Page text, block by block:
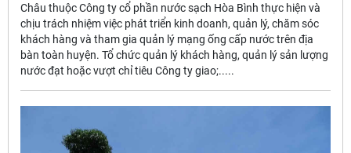
Châu thuộc Công ty cổ phần nước sạch Hòa Bình thực hiện và
chịu trách nhiệm việc phát triển kinh doanh, quản lý, chăm sóc
khách hàng và tham gia quản lý mạng ống cấp nước trên địa
bàn toàn huyện. Tổ chức quản lý khách hàng, quản lý sản lượng
nước đạt hoặc vượt chỉ tiêu Công ty giao;.....